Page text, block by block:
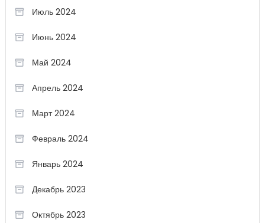
Июль 2024
Июнь 2024
Май 2024
Апрель 2024
Март 2024
Февраль 2024
Январь 2024
Декабрь 2023
Октябрь 2023